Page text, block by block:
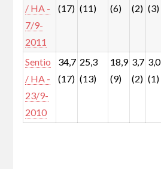
/ HA -
7/9-
2011
(17) (11)
(6)
(2) (3)
Sentio
/ HA -
23/9-
2010
34,7
(17)
25,3
(13)
18,9
(9)
3,7
(2)
3,0
(1)